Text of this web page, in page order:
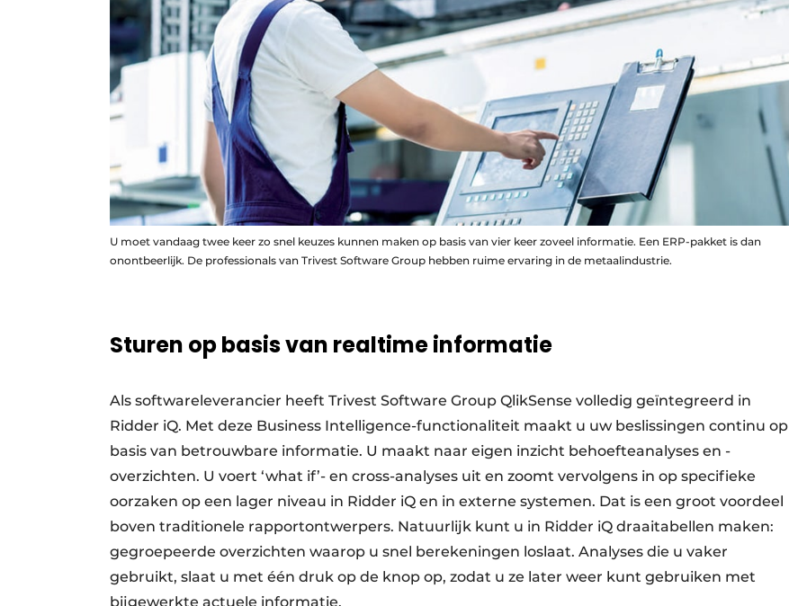
U moet vandaag twee keer zo snel keuzes kunnen maken op basis van vier keer zoveel informatie. Een ERP-pakket is dan
onontbeerlijk. De professionals van Trivest Software Group hebben ruime ervaring in de metaalindustrie.
Sturen op basis van realtime informatie
Als softwareleverancier heeft Trivest Software Group QlikSense volledig geïntegreerd in
Ridder iQ. Met deze Business Intelligence-functionaliteit maakt u uw beslissingen continu op
basis van betrouwbare informatie. U maakt naar eigen inzicht behoefteanalyses en -
overzichten. U voert ‘what if’- en cross-analyses uit en zoomt vervolgens in op specifieke
oorzaken op een lager niveau in Ridder iQ en in externe systemen. Dat is een groot voordeel
boven traditionele rapportontwerpers. Natuurlijk kunt u in Ridder iQ draaitabellen maken:
gegroepeerde overzichten waarop u snel berekeningen loslaat. Analyses die u vaker
gebruikt, slaat u met één druk op de knop op, zodat u ze later weer kunt gebruiken met
bijgewerkte actuele informatie.